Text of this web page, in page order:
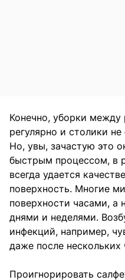
Конечно, уборки между
регулярно и столики
Но, увы, зачастую это
быстрым процессом, в
всегда удается
поверхность. Многие
поверхности часами, а
днями и неделями.
инфекций, например,
даже после нескольких
Проигнорировать